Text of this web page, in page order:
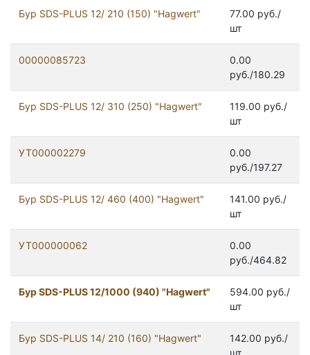
Бур SDS-PLUS 12/ 210 (150) "Hagwert"
77.00 руб./
шт
00000085723
0.00
руб./180.29
Бур SDS-PLUS 12/ 310 (250) "Hagwert"
119.00 руб./
шт
УТ000002279
0.00
руб./197.27
Бур SDS-PLUS 12/ 460 (400) "Hagwert"
141.00 руб./
шт
УТ000000062
0.00
руб./464.82
Бур SDS-PLUS 12/1000 (940) "Hagwert"
594.00 руб./
шт
Бур SDS-PLUS 14/ 210 (160) "Hagwert"
142.00 руб./